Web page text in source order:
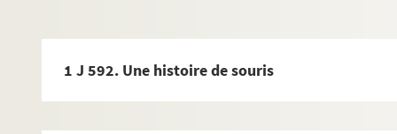
1 J 592. Une histoire de souris
1 J 573. Reptiles